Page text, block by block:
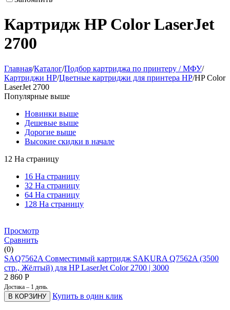
Картридж HP Color LaserJet
2700
Главная/Каталог/Подбор картриджа по принтеру / МФУ/
Картриджи HP/Цветные картриджи для принтера HP/HP Color
LaserJet 2700
Популярные выше
Новинки выше
Дешевые выше
Дорогие выше
Высокие скидки в начале
12 На страницу
16 На страницу
32 На страницу
64 На страницу
128 На страницу
Просмотр
Сравнить
(0)
SAQ7562A Совместимый картридж SAKURA Q7562A (3500
стр., Жёлтый) для HP LaserJet Color 2700 | 3000
2 860 Р
Достака – 1 день.
В КОРЗИНУ Купить в один клик